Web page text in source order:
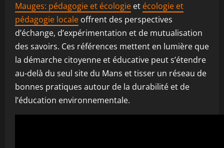
Mauges: pédagogie et écologie et écologie et
pédagogie locale offrent des perspectives
d’échange, d’expérimentation et de mutualisation
des savoirs. Ces références mettent en lumière que
la démarche citoyenne et éducative peut s’étendre
au-delà du seul site du Mans et tisser un réseau de
bonnes pratiques autour de la durabilité et de
l’éducation environnementale.